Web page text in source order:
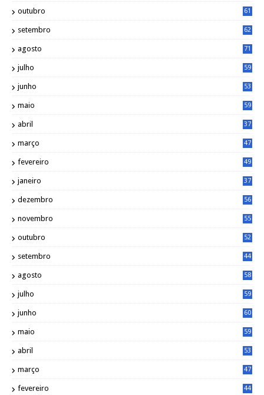
outubro 61
setembro 62
agosto 71
julho 59
junho 53
maio 59
abril 37
março 47
fevereiro 49
janeiro 37
dezembro 56
novembro 55
outubro 52
setembro 44
agosto 58
julho 59
junho 60
maio 59
abril 53
março 47
fevereiro 44